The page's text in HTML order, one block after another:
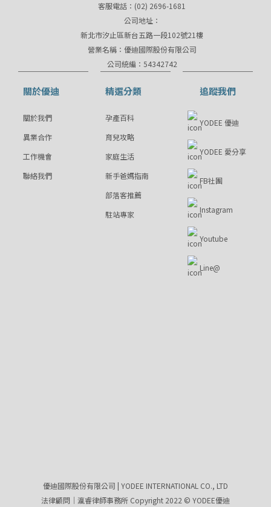
客服電話：(02) 2696-1681
公司地址：
新北市汐止區新台五路一段102號21樓
營業名稱：優迪國際股份有限公司
公司統編：54342742
關於優迪
關於我們
異業合作
工作機會
聯絡我們
精選分類
孕產百科
育兒攻略
家庭生活
新手爸媽指南
部落客推薦
駐站專家
追蹤我們
YODEE 優迪
YODEE 愛分享
FB社團
Instagram
Youtube
Line@
優迪國際股份有限公司 | YODEE INTERNATIONAL CO., LTD
法律顧問｜瀛睿律師事務所 Copyright 2022 © YODEE優迪